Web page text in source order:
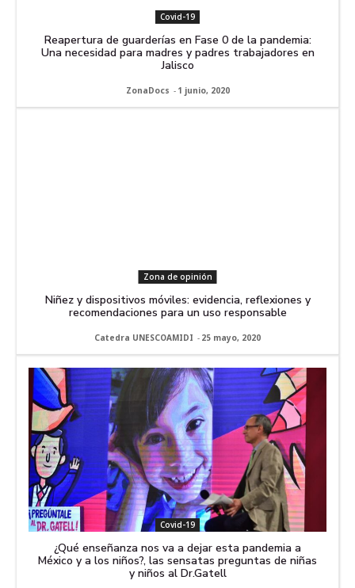
Covid-19
Reapertura de guarderías en Fase 0 de la pandemia:
Una necesidad para madres y padres trabajadores en
Jalisco
ZonaDocs - 1 junio, 2020
Zona de opinión
Niñez y dispositivos móviles: evidencia, reflexiones y
recomendaciones para un uso responsable
Catedra UNESCOAMIDI - 25 mayo, 2020
Covid-19
¿Qué enseñanza nos va a dejar esta pandemia a
México y a los niños?, las sensatas preguntas de niñas
y niños al Dr.Gatell